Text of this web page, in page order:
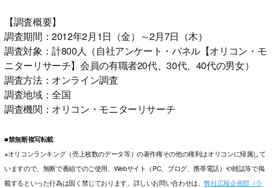
【調査概要】
調査期間：2012年2月1日（金）～2月7日（木）
調査対象：計800人（自社アンケート・パネル【オリコン・モ
ニターリサーチ】会員の有職者20代、30代、40代の男女）
調査方法：オンライン調査
調査地域：全国
調査機関：オリコン・モニターリサーチ
■禁無断複写転載
※オリコンランキング（売上枚数のデータ等）の著作権その他の権利はオリコンに帰属して
いますので、無断で番組でのご使用、Webサイト（PC、ブログ、携帯電話）や雑誌等で掲
載するといった行為は固く禁じております。詳しいお問い合わせは、弊社広報企画部（ラ